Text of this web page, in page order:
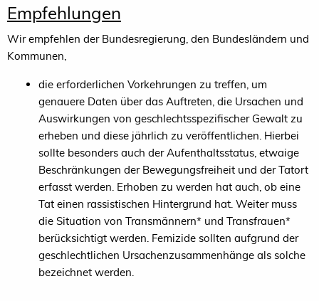
Empfehlungen
Wir empfehlen der Bundesregierung, den Bundesländern und
Kommunen,
die erforderlichen Vorkehrungen zu treffen, um
genauere Daten über das Auftreten, die Ursachen und
Auswirkungen von geschlechtsspezifischer Gewalt zu
erheben und diese jährlich zu veröffentlichen. Hierbei
sollte besonders auch der Aufenthaltsstatus, etwaige
Beschränkungen der Bewegungsfreiheit und der Tatort
erfasst werden. Erhoben zu werden hat auch, ob eine
Tat einen rassistischen Hintergrund hat. Weiter muss
die Situation von Transmännern* und Transfrauen*
berücksichtigt werden. Femizide sollten aufgrund der
geschlechtlichen Ursachenzusammenhänge als solche
bezeichnet werden.